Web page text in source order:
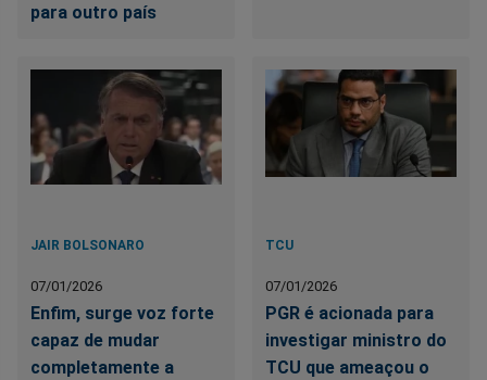
para outro país
JAIR BOLSONARO
07/01/2026
Enfim, surge voz forte
capaz de mudar
completamente a
TCU
07/01/2026
PGR é acionada para
investigar ministro do
TCU que ameaçou o